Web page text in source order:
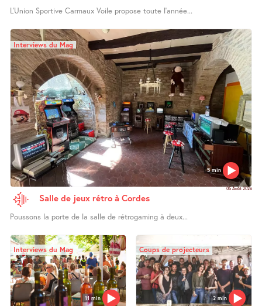
L’Union Sportive Carmaux Voile propose toute l’année...
5 min
Interviews du Mag
05 Août 2026
Salle de jeux rétro à Cordes
Poussons la porte de la salle de rétrogaming à deux...
11 min
Interviews du Mag
2 min
Coups de projecteurs